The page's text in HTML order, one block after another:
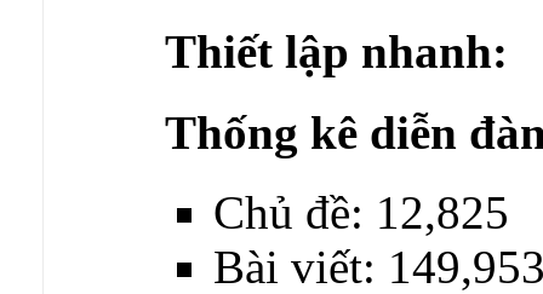
Thiết lập nhanh:
Thống kê diễn
Chủ đề: 12,825
Bài viết: